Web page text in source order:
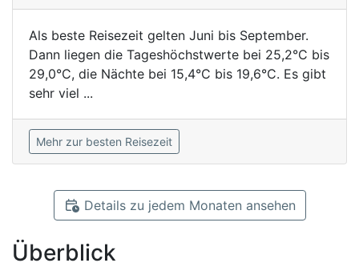
Als beste Reisezeit gelten Juni bis September.
Dann liegen die Tageshöchstwerte bei 25,2°C bis
29,0°C, die Nächte bei 15,4°C bis 19,6°C. Es gibt
sehr viel ...
Mehr zur besten Reisezeit
Details zu jedem Monaten ansehen
Überblick